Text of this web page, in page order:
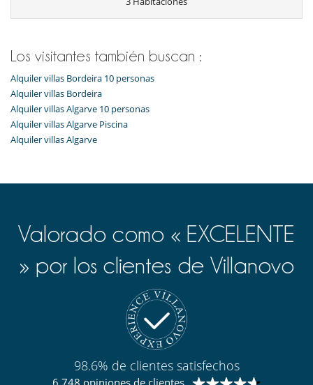
Los visitantes también buscan :
Alquiler villas Bordeira 10 personas
Alquiler villas Bordeira
Alquiler villas Algarve 10 personas
Alquiler villas Algarve Piscina
Alquiler villas Algarve
Valorado como « EXCELENTE
» por los clientes de Villanovo
98.6% de clientes satisfechos